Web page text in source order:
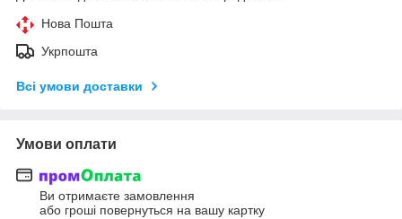
Нова Пошта
Укрпошта
Всі умови доставки
Умови оплати
Ви отримаєте замовлення
або гроші повернуться на вашу картку